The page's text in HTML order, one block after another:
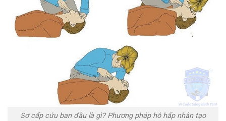
Sơ cấp cứu ban đầu là gì? Phương pháp hô hấp nhân tạo